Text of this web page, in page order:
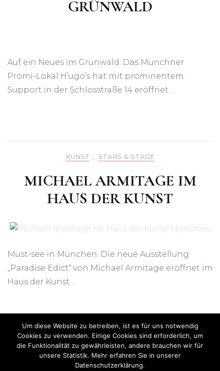
GRÜNWALD
Auf ein Neues im Grünwald: Das Münchner
Promi-Lokal H’ugo’s hat mit prominentem
Support in der Schlosstraße 14 eröffnet…
KUNST , STARS & STAGE
MICHAEL ARMITAGE IM
HAUS DER KUNST
Must-see in München: Die neue Ausstellung
„Paradise Edict“ von Michael Armitage eröffnet im
Haus der Kunst…
Um diese Website zu betreiben, ist es für uns notwendig
Cookies zu verwenden. Einige Cookies sind erforderlich, um
die Funktionalität zu gewährleisten, andere brauchen wir für
unsere Statistik. Mehr erfahren Sie in unserer
Datenschutzerklärung.